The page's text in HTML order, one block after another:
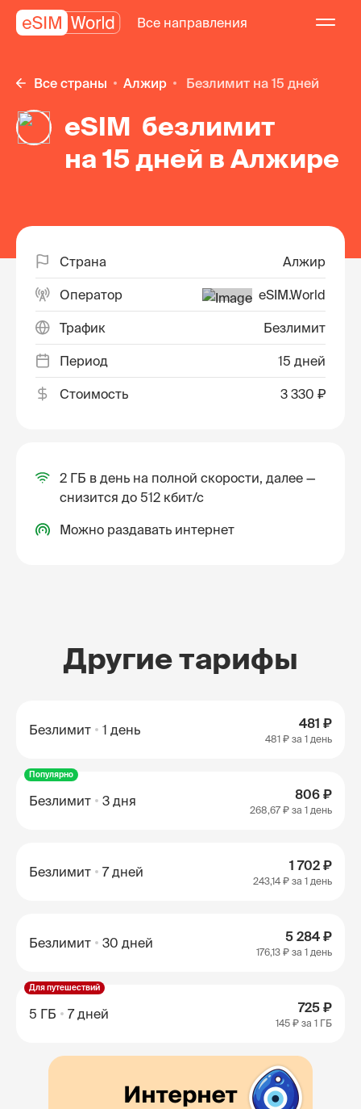
Все направления
Все страны Алжир безлимит на 15 дней
eSIM безлимит
на 15 дней в Алжире
Страна Алжир
Оператор eSIM.World
Трафик Безлимит
Период 15 дней
Стоимость 3 330 ₽
2 ГБ в день на полной скорости, далее —
снизится до 512 кбит/с
Можно раздавать интернет
Другие тарифы
Безлимит 1 день 481 ₽
481 ₽ за 1 день
Популярно
Безлимит 3 дня 806 ₽
268,67 ₽ за 1 день
Безлимит 7 дней 1 702 ₽
243,14 ₽ за 1 день
Безлимит 30 дней 5 284 ₽
176,13 ₽ за 1 день
Для путешествий
5 ГБ 7 дней 725 ₽
145 ₽ за 1 ГБ